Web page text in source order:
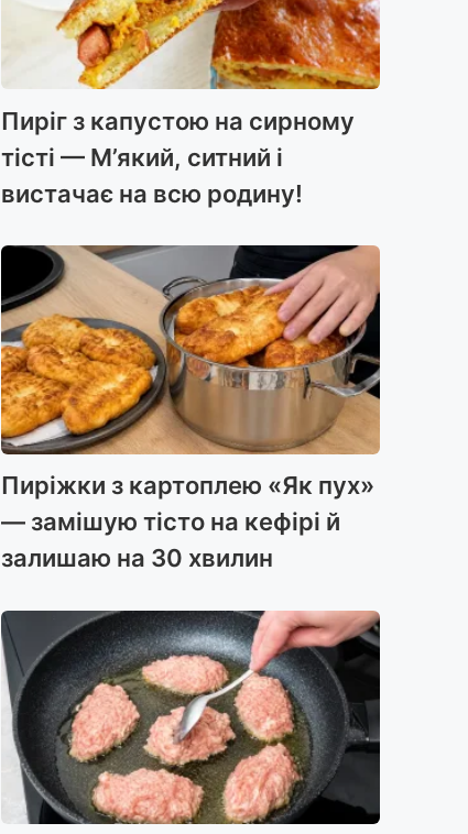
Пиріг з капустою на сирному
тісті — М’який, ситний і
вистачає на всю родину!
Пиріжки з картоплею «Як пух»
— замішую тісто на кефірі й
залишаю на 30 хвилин